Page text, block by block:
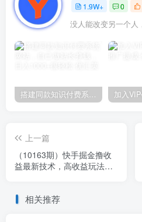
1.9W+ 0
搭建同款知识付费系统网站，自己做站长挣钱，日入1000+很轻松
上一篇
（10163期）快手掘金撸收
益最新技术，高收益玩法，
相关推荐